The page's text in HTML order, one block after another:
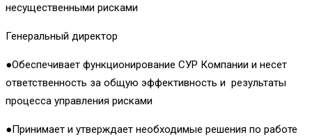
несущественными рисками
Генеральный директор
●Обеспечивает функционирование СУР Компании и несет
ответственность за общую эффективность и результаты
процесса управления рисками
●Принимает и утверждает необходимые решения по работе